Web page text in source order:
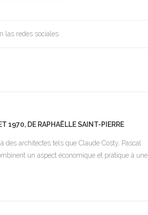
las redes sociales
1970, DE RAPHAËLLE SAINT-PIERRE
architectes tels que Claude Costy, Pascal
un aspect économique et pratique à une